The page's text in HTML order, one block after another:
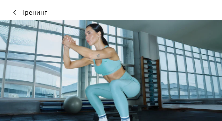
Тренинг